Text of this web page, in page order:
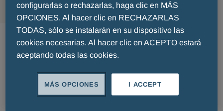
Spontaneous candidacy
configurarlas o rechazarlas, haga clic en MÁS
OPCIONES. Al hacer clic en RECHAZARLAS
TODAS, sólo se instalarán en su dispositivo las
cookies necesarias. Al hacer clic en ACEPTO estará
aceptando todas las cookies.
I ACCEPT
MÁS OPCIONES